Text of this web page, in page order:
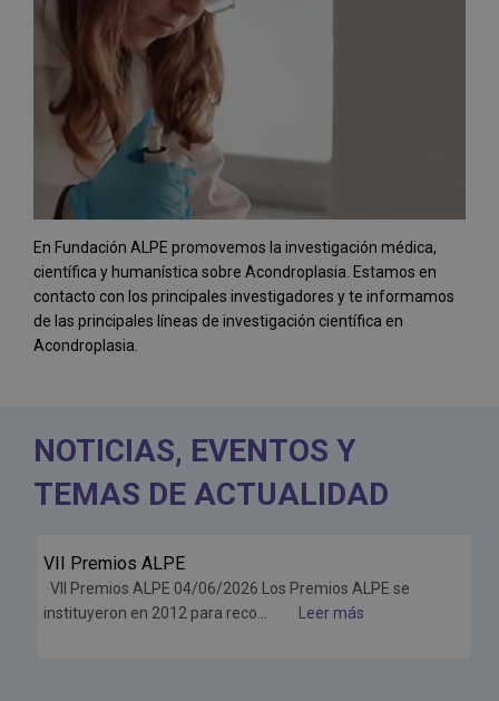
En Fundación ALPE promovemos la investigación médica,
científica y humanística sobre Acondroplasia. Estamos en
contacto con los principales investigadores y te informamos
de las principales líneas de investigación científica en
Acondroplasia.
NOTICIAS, EVENTOS Y
TEMAS DE ACTUALIDAD
Jun
26
VII Premios ALPE
VII Premios ALPE 04/06/2026 Los Premios ALPE se
instituyeron en 2012 para reco...
Leer más